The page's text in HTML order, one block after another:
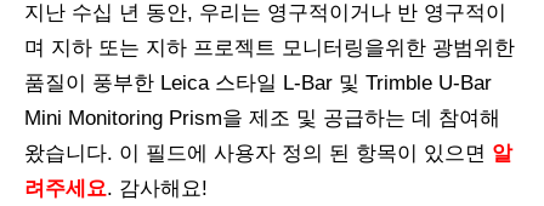
지난 수십 년 동안, 우리는 영구적이거나 반 영구적이
며 지하 또는 지하 프로젝트 모니터링을위한 광범위한
품질이 풍부한 Leica 스타일 L-Bar 및 Trimble U-Bar
Mini Monitoring Prism을 제조 및 공급하는 데 참여해
왔습니다. 이 필드에 사용자 정의 된 항목이 있으면 알
려주세요. 감사해요!